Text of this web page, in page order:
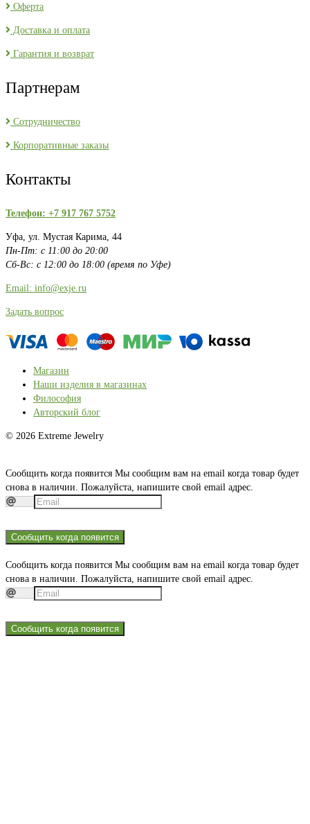
Оферта
Доставка и оплата
Гарантия и возврат
Партнерам
Сотрудничество
Корпоративные заказы
Контакты
Телефон: +7 917 767 5752
Уфа, ул. Мустая Карима, 44
Пн-Пт: с 11:00 до 20:00
Сб-Вс: с 12:00 до 18:00 (время по Уфе)
Email: info@exje.ru
Задать вопрос
Магазин
Наши изделия в магазинах
Философия
Авторский блог
© 2026 Extreme Jewelry
Сообщить когда появится Мы сообщим вам на email когда товар будет
снова в наличии. Пожалуйста, напишите свой email адрес.
Сообщить когда появится
Сообщить когда появится Мы сообщим вам на email когда товар будет
снова в наличии. Пожалуйста, напишите свой email адрес.
Сообщить когда появится